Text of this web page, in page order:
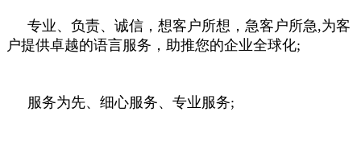
专业、负责、诚信，想客户所想，急客户所急,为客
户提供卓越的语言服务，助推您的企业全球化;
服务为先、细心服务、专业服务;